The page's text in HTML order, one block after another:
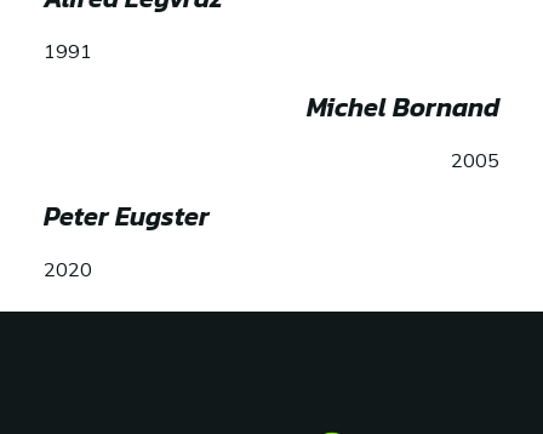
1991
Michel Bornand
2005
Peter Eugster
2020